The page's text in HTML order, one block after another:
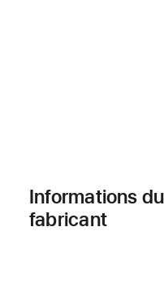
Informations du
fabricant